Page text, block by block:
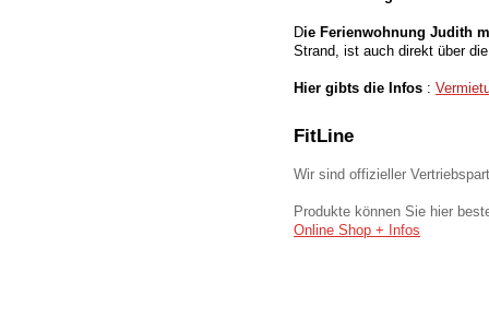
Die Ferienwohnung Judith
Strand, ist auch direkt über
Hier gibts die Infos :
FitLine
Wir sind offizieller
Produkte können Sie hier
Online Shop + Infos